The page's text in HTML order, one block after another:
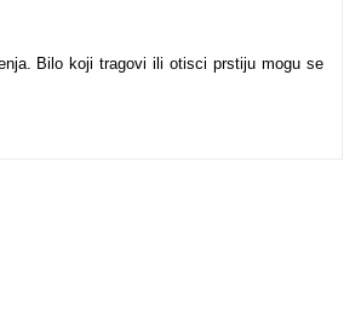
Bilo koji tragovi ili otisci prstiju mogu se